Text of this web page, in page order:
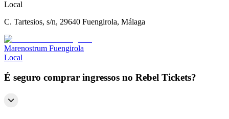
Local
C. Tartesios, s/n, 29640 Fuengirola, Málaga
Marenostrum Fuengirola
Local
É seguro comprar ingressos no Rebel Tickets?